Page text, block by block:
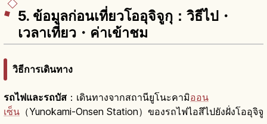
5. ข้อมูลก่อนเที่ยวโออุจิจูกุ：วิธีไป・
เวลาเที่ยว・ค่าเข้าชม
วิธีการเดินทาง
รถไฟและรถบัส ：เดินทางจากสถานียูโนะคามิออน
เซ็น （Yunokami-Onsen Station）ของรถไฟไอสึไปยังฝั่งโออุจิจู